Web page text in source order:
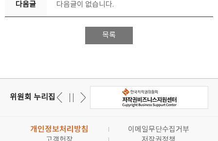
다음글 다음글이 없습니다.
목록
위원회 누리집
개인정보처리방침
이메일무단수집거부